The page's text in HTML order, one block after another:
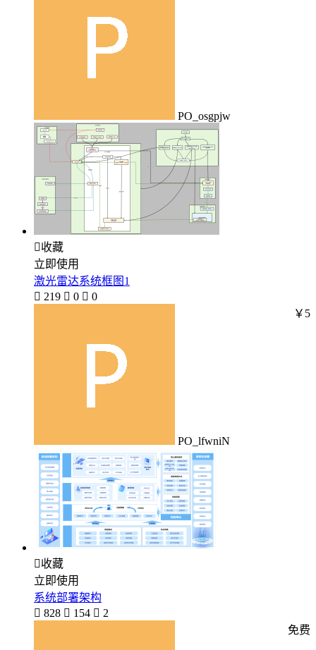
PO_osgpjw
收藏
立即使用
激光雷达系统框图1
 219  0  0
PO_lfwniN
￥5
收藏
立即使用
系统部署架构
 828  154  2
免费